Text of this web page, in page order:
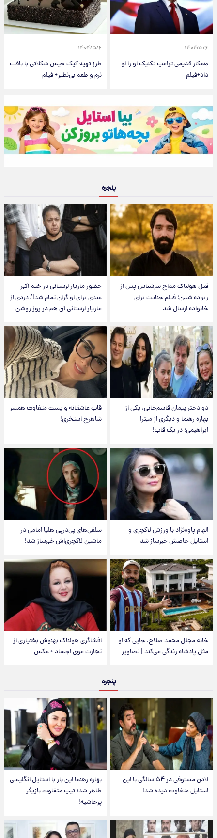
۱۴۰۴/۵/۶
همکار قدیمی ترامپ تکنیک او را لو
داد+فیلم
۱۴۰۴/۵/۶
طرز تهیه کیک خیس شکلاتی با بافت
نرم و طعم بی‌نظیر+ فیلم
پنجره
قتل هولناک مداح سرشناس پس از
ربوده شدن؛ فیلم جنایت برای
خانواده ارسال شد
حضور مازیار لرستانی در ختم اکبر
عبدی برای او گران تمام شد!/ دزدی از
مازیار لرستانی آن هم در روز روشن
دو دختر پیمان قاسم‌خانی، یکی از
بهاره رهنما و دیگری از میترا
ابراهیمی؛ در یک قاب!
قاب عاشقانه و پست متفاوت همسر
شاهرخ استخری!
الهام پاوه‌نژاد با ورزش لاکچری و
استایل خاصش خبرساز شد!
سلفی‌های پی‌درپی هلیا امامی در
ماشین لاکچری‌اش خبرساز شد!
خانه مجلل محمد صلاح، جایی که او
مثل پادشاه زندگی می‌کند | تصاویر
افشاگری هولناک بهنوش بختیاری از
تجارت موی اجساد + عکس
پنجره
لادن مستوفی در ۵۴ سالگی با این
استایل متفاوت دیده شد!
بهاره رهنما این بار با استایل انگلیسی
ظاهر شد؛ تیپ متفاوت بازیگر
پرحاشیه!